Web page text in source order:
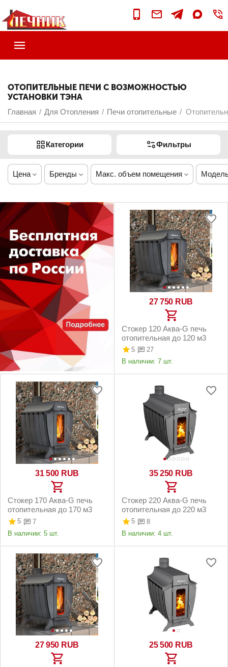
ОТОПИТЕЛЬНЫЕ ПЕЧИ С ВОЗМОЖНОСТЬЮ
УСТАНОВКИ ТЭНА
Главная / Для Отопления / Печи отопительные /
Категории Фильтры
Цена Бренды Макс. объем помещения
27 750 RUB
Стокер 120 Аква-G печь
отопительная до 120 м3
5
27
В наличии: 7 шт.
31 500 RUB
Стокер 170 Аква-G печь
отопительная до 170 м3
5
7
В наличии: 5 шт.
35 250 RUB
Стокер 220 Аква-G печь
отопительная до 220 м3
5
8
В наличии: 4 шт.
27 950 RUB 25 500 RUB